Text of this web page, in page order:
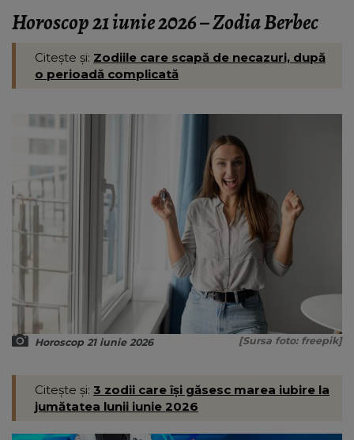
Horoscop 21 iunie 2026 – Zodia Berbec
Citește și: Zodiile care scapă de necazuri, după
o perioadă complicată
Horoscop 21 iunie 2026 [Sursa foto: freepik]
Citește și: 3 zodii care își găsesc marea iubire la
jumătatea lunii iunie 2026